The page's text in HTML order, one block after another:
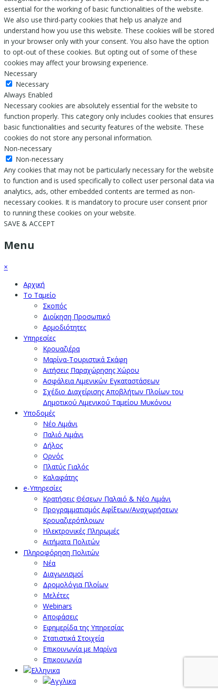
essential for the working of basic functionalities of the website.
We also use third-party cookies that help us analyze and
understand how you use this website. These cookies will be stored
in your browser only with your consent. You also have the option
to opt-out of these cookies. But opting out of some of these
cookies may affect your browsing experience.
Necessary
Necessary
Always Enabled
Necessary cookies are absolutely essential for the website to
function properly. This category only includes cookies that ensures
basic functionalities and security features of the website. These
cookies do not store any personal information.
Non-necessary
Non-necessary
Any cookies that may not be particularly necessary for the website
to function and is used specifically to collect user personal data via
analytics, ads, other embedded contents are termed as non-
necessary cookies. It is mandatory to procure user consent prior
to running these cookies on your website.
SAVE & ACCEPT
Menu
×
Αρχική
Το Ταμείο
Σκοπός
Διοίκηση Προσωπικό
Αρμοδιότητες
Υπηρεσίες
Κρουαζιέρα
Μαρίνα-Τουριστικά Σκάφη
Αιτήσεις Παραχώρησης Χώρου
Ασφάλεια Λιμενικών Εγκαταστάσεων
Σχέδιο Διαχείρισης Αποβλήτων Πλοίων του
Δημοτικού Λιμενικού Ταμείου Μυκόνου
Υποδομές
Νέο Λιμάνι
Παλιό Λιμάνι
Δήλος
Ορνός
Πλατύς Γιαλός
Καλαφάτης
e-Υπηρεσίες
Κρατήσεις Θέσεων Παλαιό & Νέο Λιμάνι
Προγραμματισμός Αφίξεων/Αναχωρήσεων
Κρουαζιερόπλοιων
Ηλεκτρονικές Πληρωμές
Αιτήματα Πολιτών
Πληροφόρηση Πολιτών
Νέα
Διαγωνισμοί
Δρομολόγια Πλοίων
Μελέτες
Webinars
Αποφάσεις
Εφημερίδα της Υπηρεσίας
Στατιστικά Στοιχεία
Επικοινωνία με Μαρίνα
Επικοινωνία